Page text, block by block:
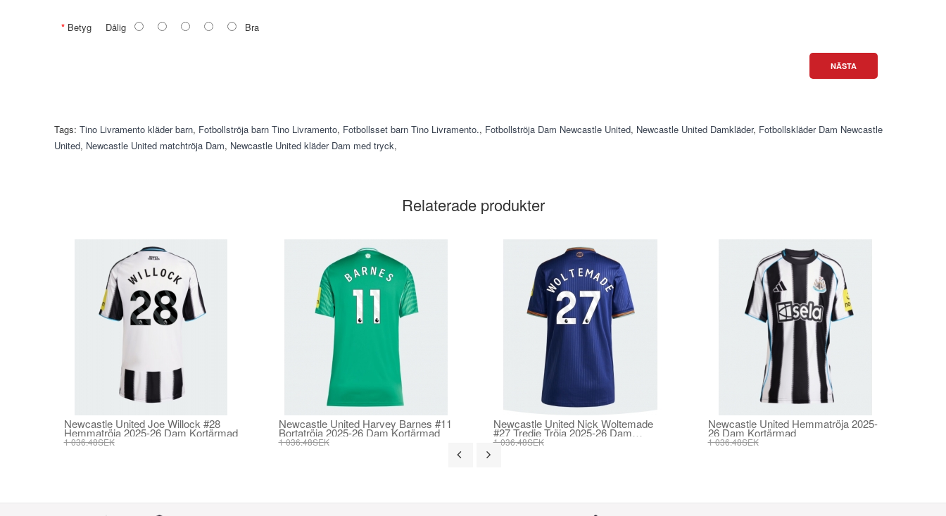
Betyg Dålig Bra
NÄSTA
Tags: Tino Livramento kläder barn, Fotbollströja barn Tino Livramento, Fotbollsset barn Tino Livramento., Fotbollströja Dam Newcastle United, Newcastle United Damkläder, Fotbollskläder Dam Newcastle
United, Newcastle United matchtröja Dam, Newcastle United kläder Dam med tryck,
Relaterade produkter
Newcastle United Joe Willock #28
Hemmatröja 2025-26 Dam Kortärmad
1 036.48SEK
Newcastle United Harvey Barnes #11
Bortatröja 2025-26 Dam Kortärmad
1 036.48SEK
Newcastle United Nick Woltemade
#27 Tredje Tröja 2025-26 Dam
Kortärmad
1 036.48SEK
Newcastle United Hemmatröja 2025-
26 Dam Kortärmad
1 036.48SEK